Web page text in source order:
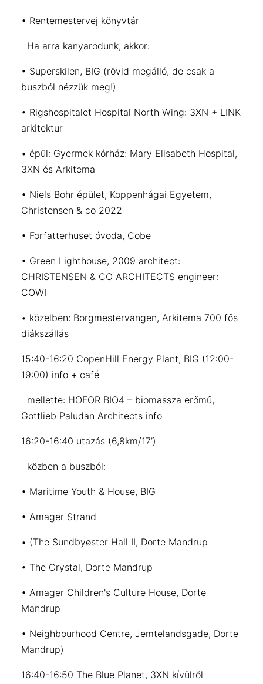
• Rentemestervej könyvtár
Ha arra kanyarodunk, akkor:
• Superskilen, BIG (rövid megálló, de csak a
buszból nézzük meg!)
• Rigshospitalet Hospital North Wing: 3XN + LINK
arkitektur
• épül: Gyermek kórház: Mary Elisabeth Hospital,
3XN és Arkitema
• Niels Bohr épület, Koppenhágai Egyetem,
Christensen & co 2022
• Forfatterhuset óvoda, Cobe
• Green Lighthouse, 2009 architect:
CHRISTENSEN & CO ARCHITECTS engineer:
COWI
• közelben: Borgmestervangen, Arkitema 700 fős
diákszállás
15:40-16:20 CopenHill Energy Plant, BIG (12:00-
19:00) info + café
mellette: HOFOR BIO4 – biomassza erőmű,
Gottlieb Paludan Architects info
16:20-16:40 utazás (6,8km/17’)
közben a buszból:
• Maritime Youth & House, BIG
• Amager Strand
• (The Sundbyøster Hall II, Dorte Mandrup
• The Crystal, Dorte Mandrup
• Amager Children's Culture House, Dorte
Mandrup
• Neighbourhood Centre, Jemtelandsgade, Dorte
Mandrup)
16:40-16:50 The Blue Planet, 3XN kívülről